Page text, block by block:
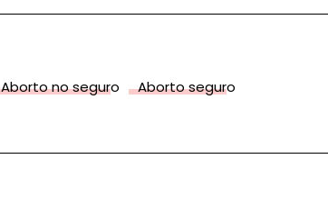
Aborto no seguro Aborto seguro